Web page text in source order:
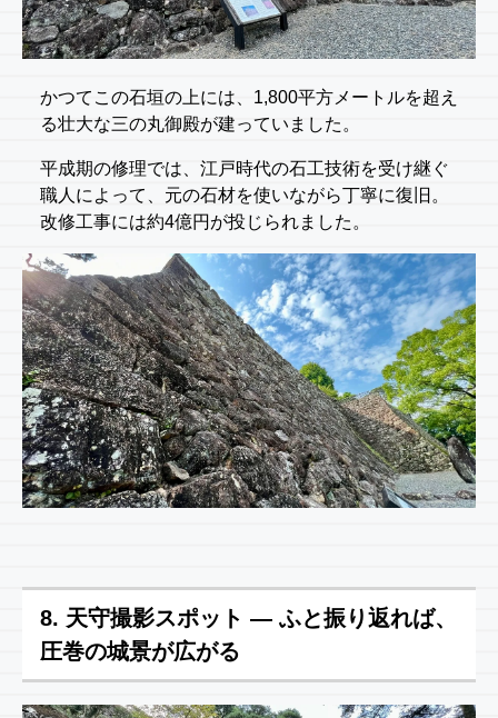
かつてこの石垣の上には、1,800平方メートルを超え
る壮大な三の丸御殿が建っていました。
平成期の修理では、江戸時代の石工技術を受け継ぐ
職人によって、元の石材を使いながら丁寧に復旧。
改修工事には約4億円が投じられました。
8. 天守撮影スポット — ふと振り返れば、
圧巻の城景が広がる